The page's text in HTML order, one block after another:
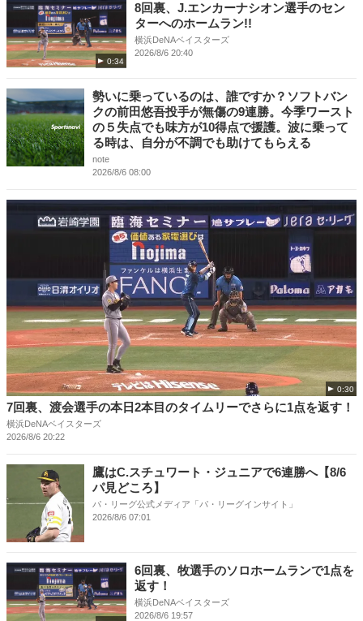
0:34
8回裏、J.エンカーナシオン選手のセン
ターへのホームラン!!
横浜DeNAベイスターズ
2026/8/6 20:40
勢いに乗っているのは、誰ですか？ソフトバン
クの前田悠吾投手が無傷の9連勝。今季ワースト
の５失点でも味方が10得点で援護。波に乗って
る時は、自分が不調でも助けてもらえる
note
2026/8/6 08:00
0:30
7回裏、渡会選手の本日2本目のタイムリーでさらに1点を返す！
横浜DeNAベイスターズ
2026/8/6 20:22
鷹はC.スチュワート・ジュニアで6連勝へ【8/6
パ見どころ】
パ・リーグ公式メディア「パ・リーグインサイト」
2026/8/6 07:01
6回裏、牧選手のソロホームランで1点を
返す！
横浜DeNAベイスターズ
2026/8/6 19:57